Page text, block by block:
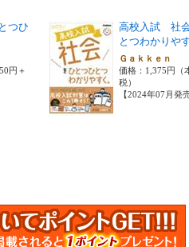
つひ
円＋
高校入試 社
とつわかりや
Ｇａｋｋｅｎ
価格：1,375円（
税）
【2024年07月発売